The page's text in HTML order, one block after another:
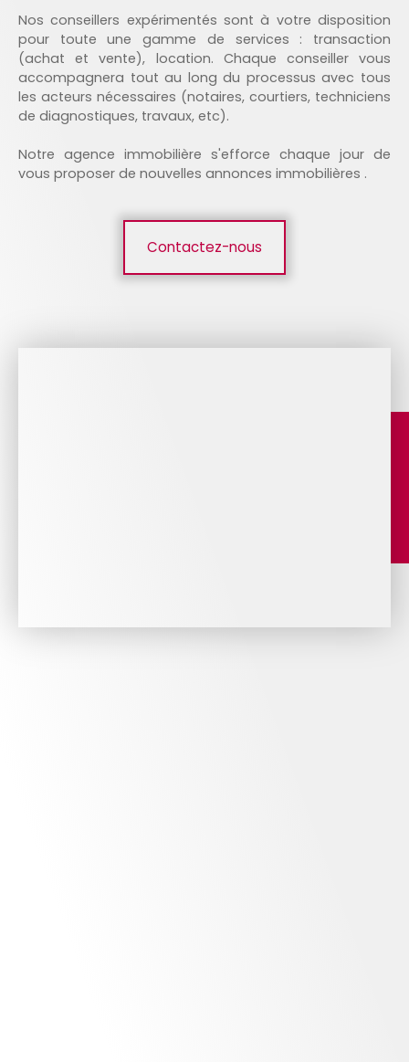
Nos conseillers expérimentés sont à votre disposition
pour toute une gamme de services : transaction
(achat et vente), location. Chaque conseiller vous
accompagnera tout au long du processus avec tous
les acteurs nécessaires (notaires, courtiers, techniciens
de diagnostiques, travaux, etc).
Notre agence immobilière s'efforce chaque jour de
vous proposer de nouvelles annonces immobilières .
Contactez-nous